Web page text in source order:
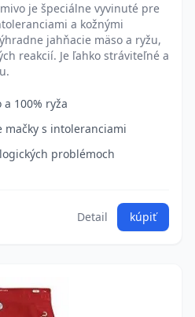
je špeciálne vyvinuté pre
a kožnými
jahňacie mäso a ryžu,
reakcií. Je ľahko stráviteľné a
100% ryža
s intoleranciami
problémoch
Detail kúpiť